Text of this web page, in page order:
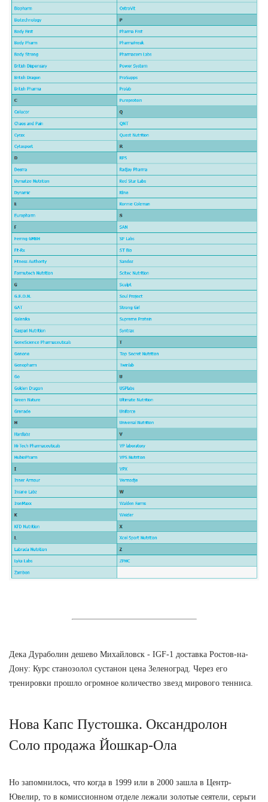
Дека Дураболин дешево Михайловск - IGF-1 доставка Ростов-на-
Дону: Курс станозолол сустанон цена Зеленоград. Через его
тренировки прошло огромное количество звезд мирового тенниса.
Нова Капс Пустошка. Оксандролон
Соло продажа Йошкар-Ола
Но запомнилось, что когда в 1999 или в 2000 зашла в Центр-
Ювелир, то в комиссионном отделе лежали золотые сеятели, серьги